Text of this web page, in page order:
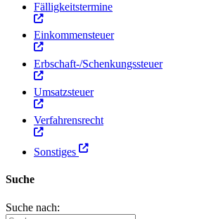
Fälligkeitstermine
Einkommensteuer
Erbschaft-/Schenkungssteuer
Umsatzsteuer
Verfahrensrecht
Sonstiges
Suche
Suche nach: